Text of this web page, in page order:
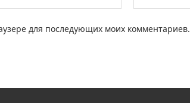
для последующих моих комментариев.